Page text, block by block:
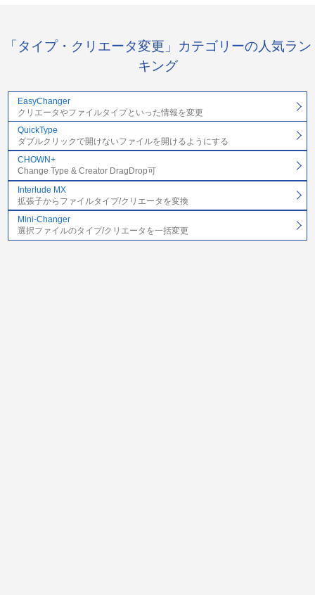
「タイプ・クリエータ変更」カテゴリーの人気ラン
キング
EasyChanger
クリエータやファイルタイプといった情報を変更
QuickType
ダブルクリックで開けないファイルを開けるようにする
CHOWN+
Change Type & Creator DragDrop可
Interlude MX
拡張子からファイルタイプ/クリエータを変換
Mini-Changer
選択ファイルのタイプ/クリエータを一括変更